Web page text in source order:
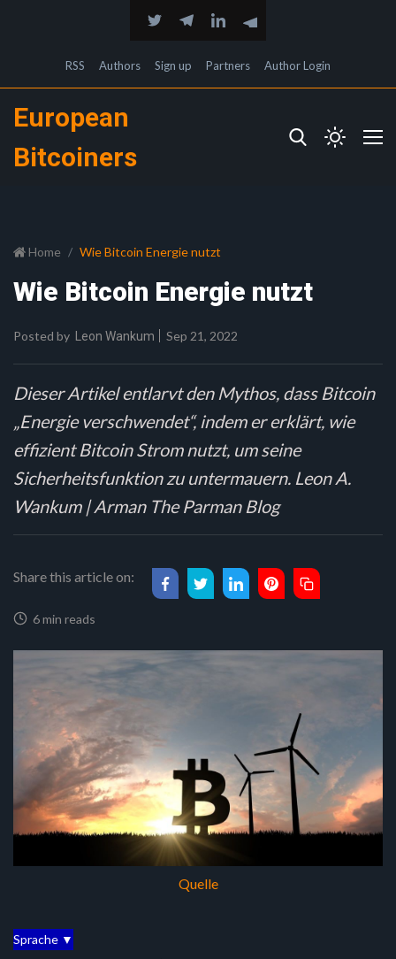
RSS Authors Sign up Partners Author Login
European
Bitcoiners
Home Wie Bitcoin Energie nutzt
Wie Bitcoin Energie nutzt
Posted by Leon Wankum Sep 21, 2022
Dieser Artikel entlarvt den Mythos, dass Bitcoin
„Energie verschwendet“, indem er erklärt, wie
effizient Bitcoin Strom nutzt, um seine
Sicherheitsfunktion zu untermauern. Leon A.
Wankum | Arman The Parman Blog
Share this article on:
6 min reads
Quelle
Sprache ▼